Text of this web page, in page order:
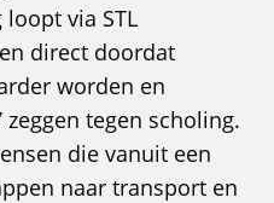
via STL
direct doordat
worden en
zeggen tegen scholing.
die vanuit een
naar transport en